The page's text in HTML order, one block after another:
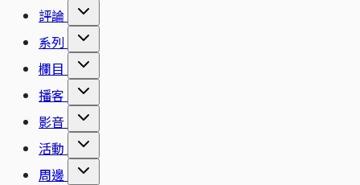
評論
系列
欄目
播客
影音
活動
周邊